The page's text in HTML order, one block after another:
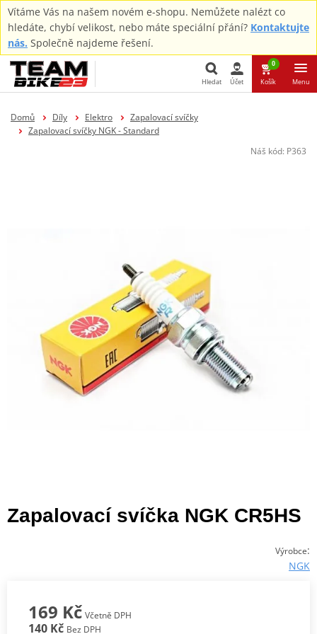
Vítáme Vás na našem novém e-shopu. Nemůžete nalézt co
hledáte, chybí velikost, nebo máte speciální přání? Kontaktujte
nás. Společně najdeme řešení.
Hledat Účet
0
Košík Menu
Domů Díly Elektro
Zapalovací svíčky
Zapalovací svíčky NGK - Standard
Náš kód: P363
Zapalovací svíčka NGK CR5HS
Výrobce:
NGK
169 Kč Včetně DPH
140 Kč Bez DPH